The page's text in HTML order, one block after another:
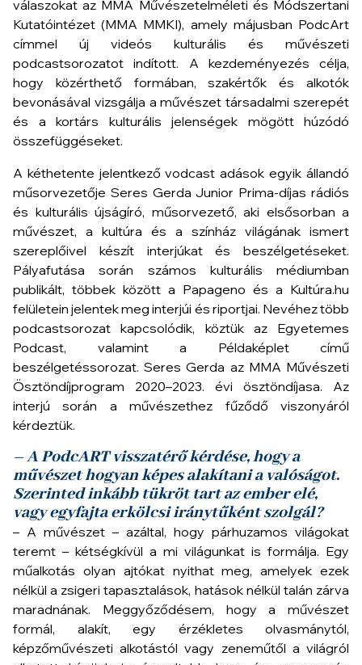
válaszokat az MMA Művészetelméleti és Módszertani
Kutatóintézet (MMA MMKI), amely májusban PodcArt
címmel új videós kulturális és művészeti
podcastsorozatot indított. A kezdeményezés célja,
hogy közérthető formában, szakértők és alkotók
bevonásával vizsgálja a művészet társadalmi szerepét
és a kortárs kulturális jelenségek mögött húzódó
összefüggéseket.
A kéthetente jelentkező vodcast adások egyik állandó
műsorvezetője Seres Gerda Junior Prima-díjas rádiós
és kulturális újságíró, műsorvezető, aki elsősorban a
művészet, a kultúra és a színház világának ismert
szereplőivel készít interjúkat és beszélgetéseket.
Pályafutása során számos kulturális médiumban
publikált, többek között a Papageno és a Kultúra.hu
felületein jelentek meg interjúi és riportjai. Nevéhez több
podcastsorozat kapcsolódik, köztük az Egyetemes
Podcast, valamint a Példaképletcímű
beszélgetéssorozat. Seres Gerda az MMA Művészeti
Ösztöndíjprogram 2020–2023. évi ösztöndíjasa. Az
interjú során a művészethez fűződő viszonyáról
kérdeztük.
– A PodcART visszatérő kérdése, hogy a
művészet hogyan képes alakítani a valóságot.
Szerinted inkább tükröt tart az ember elé,
vagy egyfajta erkölcsi iránytűként szolgál?
– A művészet – azáltal, hogy párhuzamos világokat
teremt – kétségkívül a mi világunkat is formálja. Egy
műalkotás olyan ajtókat nyithat meg, amelyek ezek
nélkül a zsigeri tapasztalások, hatások nélkül talán zárva
maradnának. Meggyőződésem, hogy a művészet
formál, alakít, egy érzékletes olvasmánytól,
képzőművészeti alkotástól vagy zeneműtől a világról